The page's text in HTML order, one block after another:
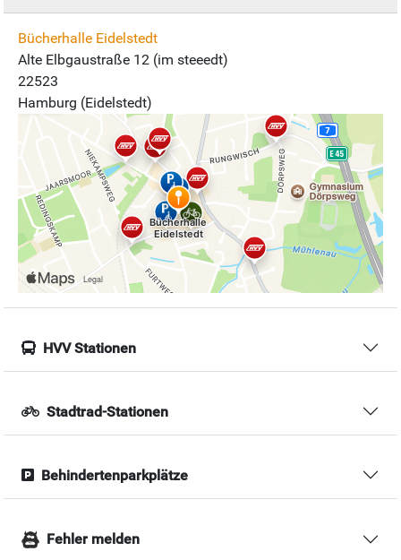
Bücherhalle Eidelstedt
Alte Elbgaustraße 12 (im steeedt)
22523
Hamburg (Eidelstedt)
HVV Stationen
Stadtrad-Stationen
Behindertenparkplätze
Fehler melden